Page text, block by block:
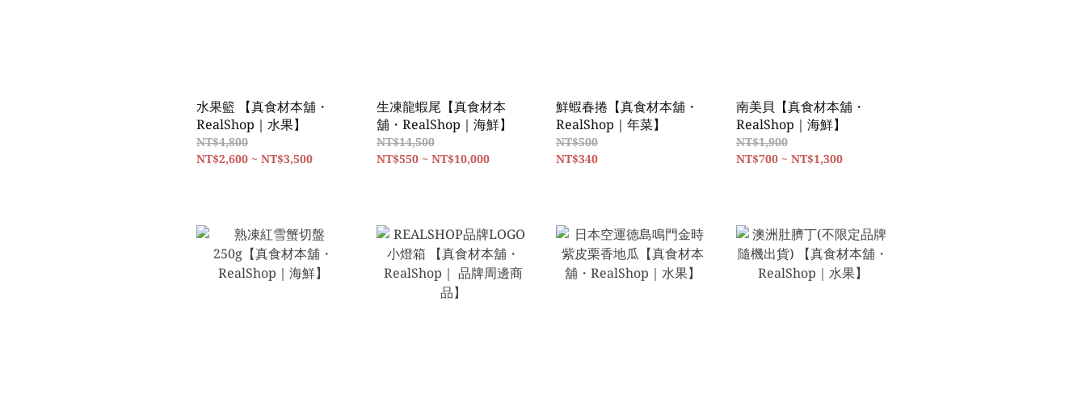
水果籃 【真食材本舖・
RealShop｜水果】
NT$4,800
NT$2,600 ~ NT$3,500
生凍龍蝦尾【真食材本
舖・RealShop｜海鮮】
NT$14,500
NT$550 ~ NT$10,000
鮮蝦春捲【真食材本舖・
RealShop｜年菜】
NT$500
NT$340
南美貝【真食材本舖・
RealShop｜海鮮】
NT$1,900
NT$700 ~ NT$1,300